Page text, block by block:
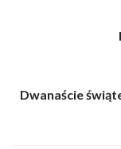
Dwanaście